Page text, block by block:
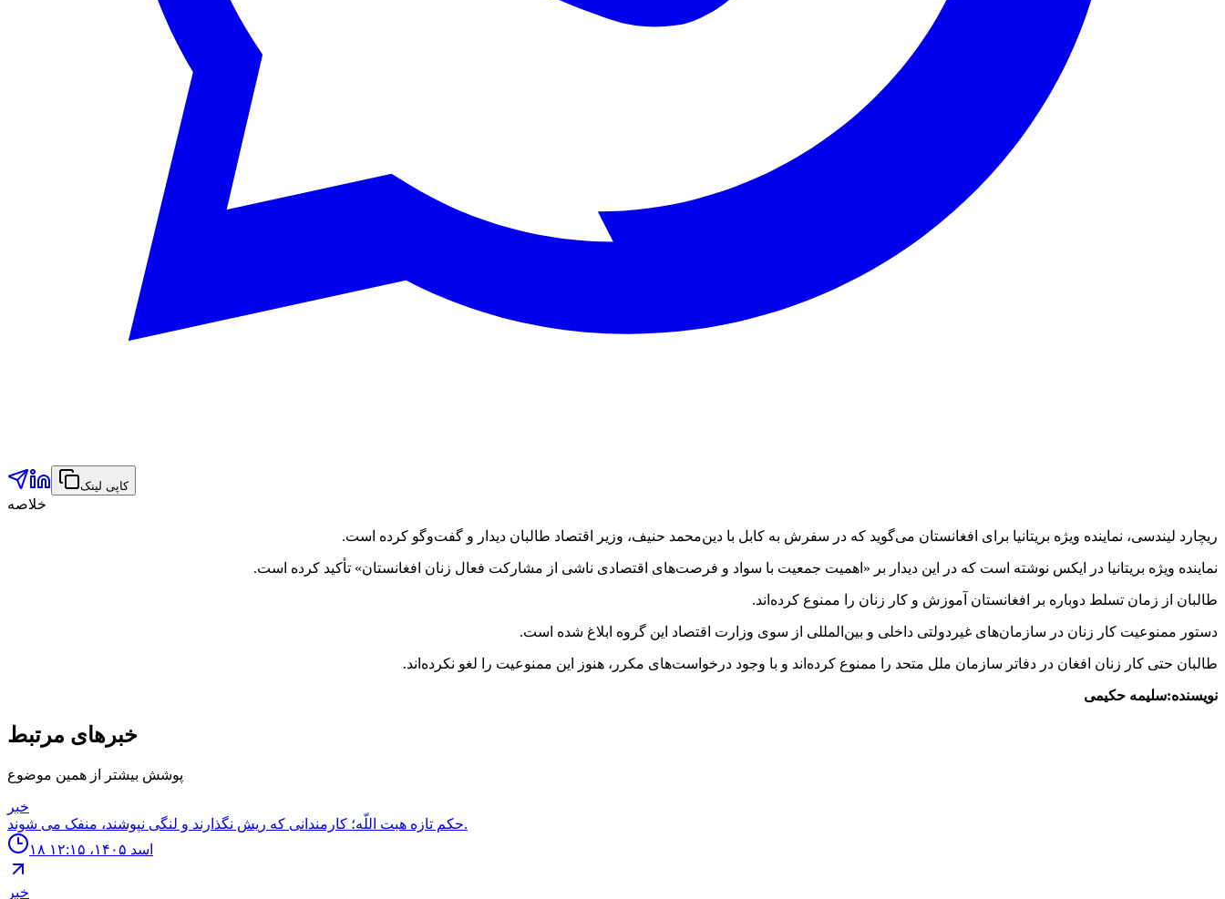
کاپی لینک
خلاصه
ریچارد لیندسی، نماینده ویژه بریتانیا برای افغانستان می‌گوید که در سفرش به کابل با دین‌محمد حنیف، وزیر اقتصاد طالبان دیدار و گفت‌وگو کرده است.
نماینده ویژه بریتانیا در ایکس نوشته است که در این دیدار بر «اهمیت جمعیت با سواد و فرصت‌های اقتصادی ناشی از مشارکت فعال زنان افغانستان» تأکید کرده است.
طالبان از زمان تسلط دوباره بر افغانستان آموزش و کار زنان را ممنوع کرده‌اند.
دستور ممنوعیت کار زنان در سازمان‌های غیردولتی داخلی و بین‌المللی از سوی وزارت اقتصاد این گروه ابلاغ شده است.
طالبان حتی کار زنان افغان در دفاتر سازمان ملل متحد را ممنوع کرده‌اند و با وجود درخواست‌های مکرر، هنوز این ممنوعیت را لغو نکرده‌اند.
نویسنده:سلیمه حکیمی
خبرهای مرتبط
پوشش بیشتر از همین موضوع
خبر
حكم تازه هبت اللّه؛ كارمندانى كه ريش نگذارند و لنگى نپوشند، منفک مى شوند.
۱۸ اسد ۱۴۰۵، ۱۲:۱۵
خبر